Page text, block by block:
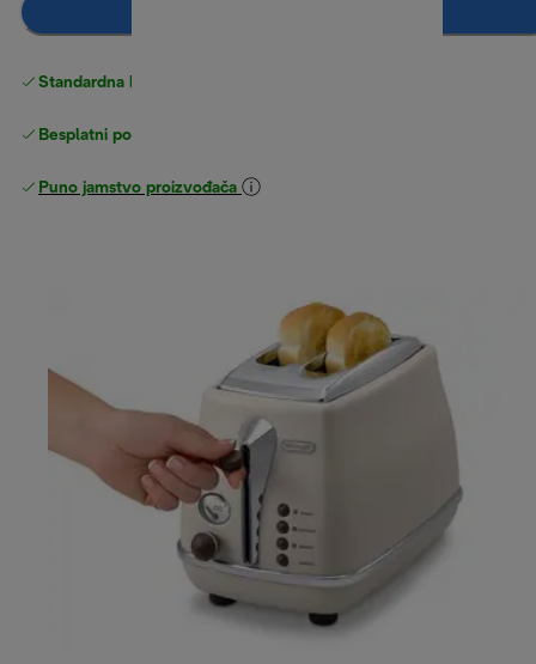
Standardna besplatna
Besplatni povrati
Puno jamstvo proizvođača